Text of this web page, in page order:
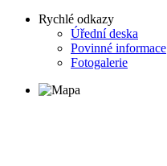
Rychlé odkazy
Úřední deska
Povinné informace
Fotogalerie